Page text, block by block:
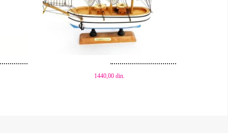
Dodaj u korpu
1440,00 din.